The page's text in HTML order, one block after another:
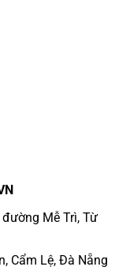
Mễ Trì, Từ
Cẩm Lệ, Đà Nẵng